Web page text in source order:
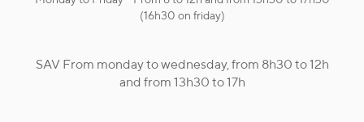
(16h30 on friday)
SAV From monday to wednesday, from 8h30 to 12h
and from 13h30 to 17h